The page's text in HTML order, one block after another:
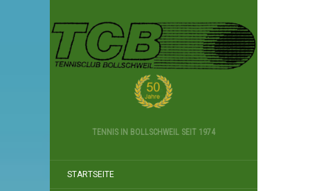
TENNIS IN BOLLSCHWEIL SEIT 1974
STARTSEITE